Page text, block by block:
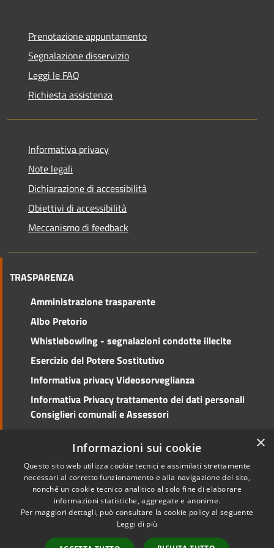
Prenotazione appuntamento
Segnalazione disservizio
Leggi le FAQ
Richiesta assistenza
Informativa privacy
Note legali
Dichiarazione di accessibilità
Obiettivi di accessibilità
Meccanismo di feedback
TRASPARENZA
Amministrazione trasparente
Albo Pretorio
Whistlebowling - segnalazioni condotte illecite
Esercizio del Potere Sostitutivo
Informativa privacy Videosorveglianza
Informativa Privacy trattamento dei dati personali
Consiglieri comunali e Assessori
Accessibilità
Copyright © 2026 • Comune di
Cento • Powered by
redazione
×
Informazioni sui cookie
Questo sito web utilizza cookie tecnici e assimilati strettamente
necessari al corretto funzionamento e alla navigazione del sito,
nonché un cookie tecnico analitico al solo fine di elaborare
informazioni statistiche, aggregate e anonime.
Per maggiori dettagli, può consultare la cookie policy al seguente
Leggi di più